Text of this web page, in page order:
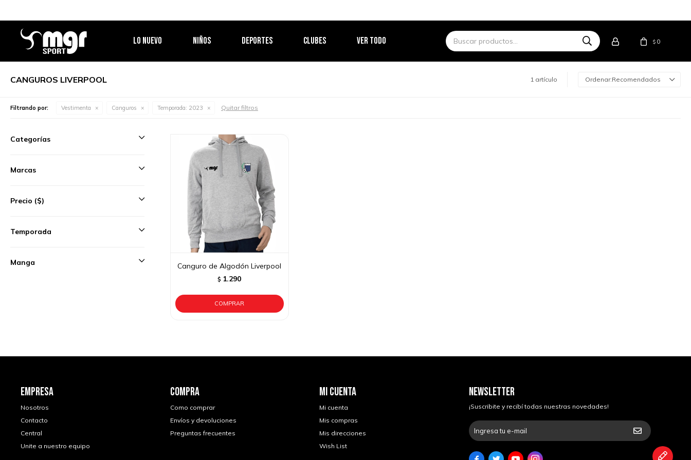
LO NUEVO NIÑOS DEPORTES CLUBES VER TODO $ 0
CANGUROS LIVERPOOL 1 artículo Recomendados
Filtrando por: Vestimenta Canguros Temporada: 2023 Quitar filtros
Canguro de Algodón Liverpool
$ 1.290
Categorías
Marcas
Precio ($)
Temporada
Manga
EMPRESA
Nosotros
Contacto
Central
Unite a nuestro equipo
COMPRA
Como comprar
Envíos y devoluciones
Preguntas frecuentes
MI CUENTA
Mi cuenta
Mis compras
Mis direcciones
Wish List
NEWSLETTER
¡Suscribite y recibí todas nuestras novedades!